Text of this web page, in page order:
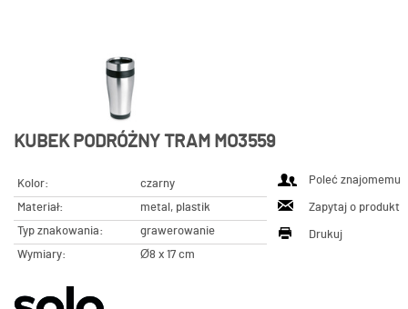
KUBEK PODRÓŻNY TRAM MO3559
Kolor:
czarny
Materiał:
metal, plastik
Typ znakowania:
grawerowanie
Wymiary:
Ø8 x 17 cm
Poleć znajomemu
Zapytaj o produkt
Drukuj